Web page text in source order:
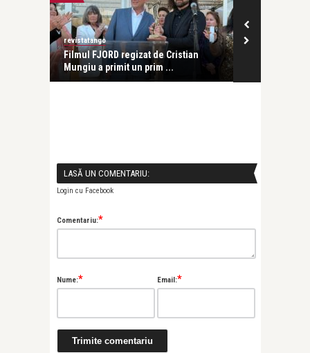
revistatango
Filmul FJORD regizat de Cristian
Mungiu a primit un prim ...
LASĂ UN COMENTARIU:
Login cu Facebook
Comentariu:*
Nume:* Email:*